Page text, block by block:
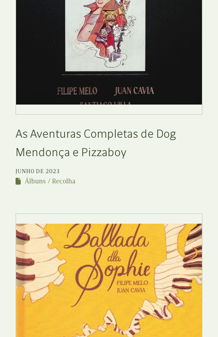
As Aventuras Completas de Dog
Mendonça e Pizzaboy
JUNHO DE 2023
Álbuns Recolha